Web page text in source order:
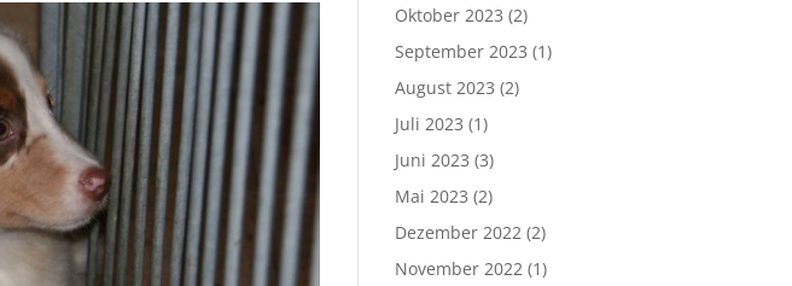
Oktober 2023 (2)
September 2023 (1)
August 2023 (2)
Juli 2023 (1)
Juni 2023 (3)
Mai 2023 (2)
Dezember 2022 (2)
November 2022 (1)